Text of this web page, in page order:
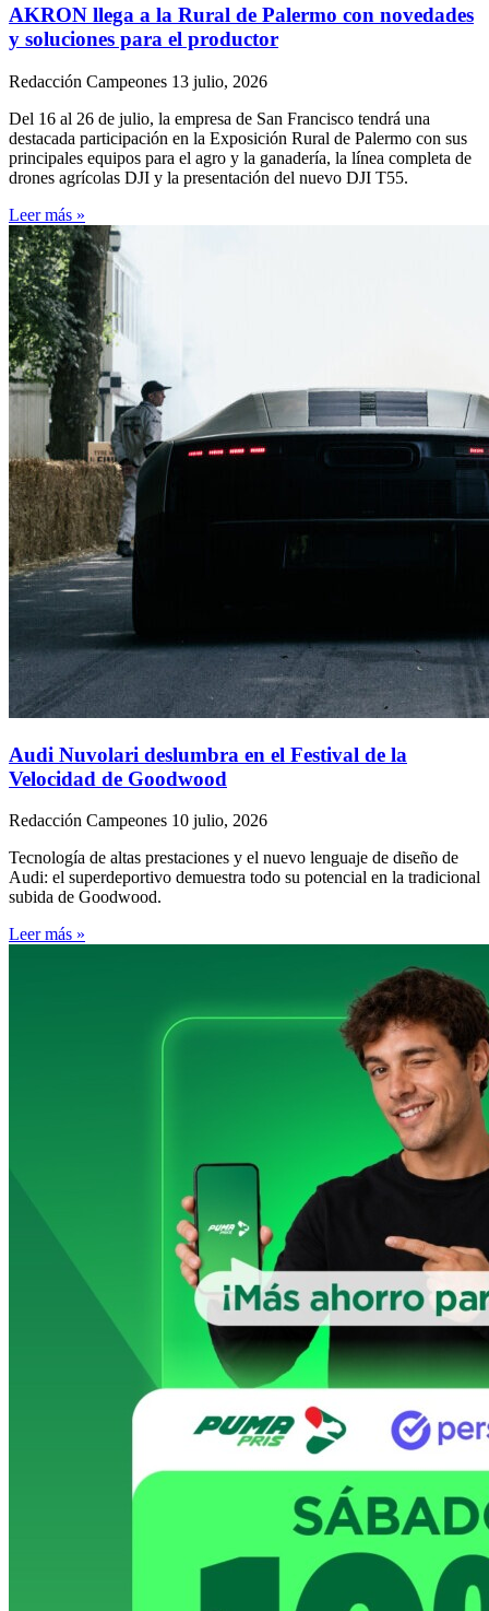
AKRON llega a la Rural de Palermo con novedades
y soluciones para el productor
Redacción Campeones 13 julio, 2026
Del 16 al 26 de julio, la empresa de San Francisco tendrá una
destacada participación en la Exposición Rural de Palermo con sus
principales equipos para el agro y la ganadería, la línea completa de
drones agrícolas DJI y la presentación del nuevo DJI T55.
Leer más »
Audi Nuvolari deslumbra en el Festival de la
Velocidad de Goodwood
Redacción Campeones 10 julio, 2026
Tecnología de altas prestaciones y el nuevo lenguaje de diseño de
Audi: el superdeportivo demuestra todo su potencial en la tradicional
subida de Goodwood.
Leer más »